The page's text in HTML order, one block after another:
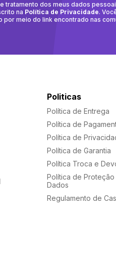
tratamento dos meus dados
na Política de Privacidade.
por meio do link encontrado nas
Politicas
Política de Entrega
Política de
Política de
Política de Garantia
Política Troca e
Política de Proteção
Dados
Regulamento de